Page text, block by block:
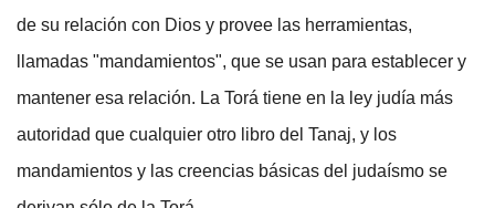
de su relación con Dios y provee las herramientas,
llamadas "mandamientos", que se usan para establecer y
mantener esa relación. La Torá tiene en la ley judía más
autoridad que cualquier otro libro del Tanaj, y los
mandamientos y las creencias básicas del judaísmo se